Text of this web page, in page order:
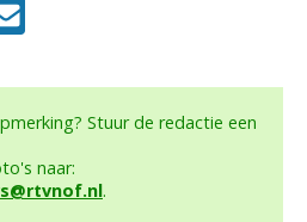
Stuur de redactie een
naar:
.